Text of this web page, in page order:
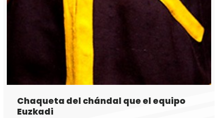
Chaqueta del chándal que el equipo
Euzkadi